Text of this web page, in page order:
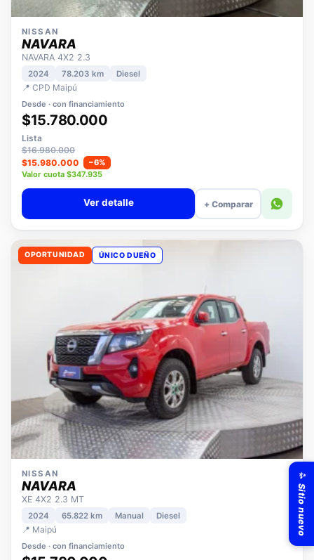
NISSAN
NAVARA
NAVARA 4X2 2.3
2024 78.203 km
📍 CPD Maipú
Desde · con financiamiento
$15.780.000
Lista
$16.980.000
$15.980.000
−6%
Valor cuota $347.935
+ Comparar
OPORTUNIDAD
NISSAN
NAVARA
XE 4X2 2.3 MT
2024
📍 Maipú
✨ Sitio nuevo